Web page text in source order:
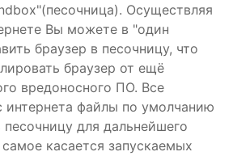
Осуществляя
Вы можете в "один
браузер в песочницу, что
браузер от ещё
вредоносного ПО. Все
интернета файлы по умолчанию
для дальнейшего
касается запускаемых